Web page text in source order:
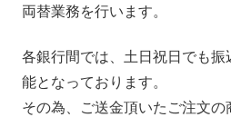
両替業務を行います。
各銀行間では、土日祝日でも
能となっております。
その為、ご送金頂いたご注文の